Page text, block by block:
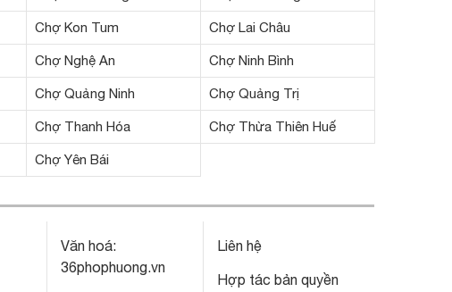
Chợ Kon Tum Chợ Lai Châu
Chợ Nghệ An Chợ Ninh Bình
Chợ Quảng Ninh Chợ Quảng Trị
Chợ Thanh Hóa Chợ Thừa Thiên Huế
Chợ Yên Bái
Văn hoá:
36phophuong.vn
Liên hệ
Hợp tác bản quyền